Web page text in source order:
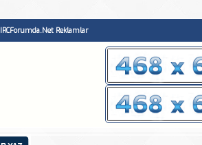
IRCForumda.Net Reklamlar